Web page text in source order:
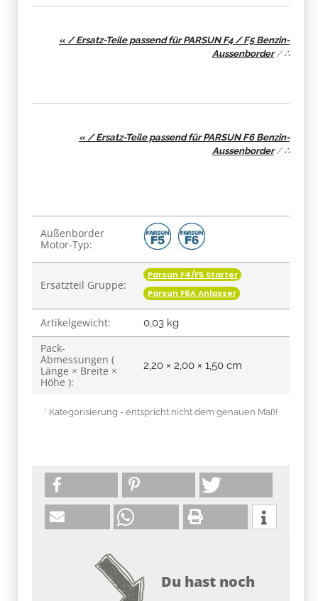
« / Ersatz-Teile passend für PARSUN F4 / F5 Benzin-
Aussenborder/∴
« / Ersatz-Teile passend für PARSUN F6 Benzin-
Aussenborder/∴
Produkteigenschaft
Wert
Außenborder
Motor-Typ:
Ersatzteil Gruppe:
Parsun F4/F5 Starter
Parsun F6A Anlasser
Artikelgewicht: 0,03 kg
Pack-
Abmessungen (
Länge × Breite ×
Höhe ):
2,20 × 2,00 × 1,50 cm
* Kategorisierung - entspricht nicht dem genauen Maß!
Du hast noch